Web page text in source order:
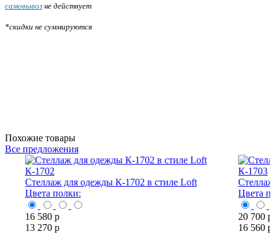
самовывоз не действует
*скидки не суммируются
Похожие товары
Все предложения
К-1702
Стеллаж для одежды К-1702 в стиле Loft
Цвета полки:
16 580р
13 270р
К-1703
Стеллаж
Цвета полки:
20 700р
16 560р